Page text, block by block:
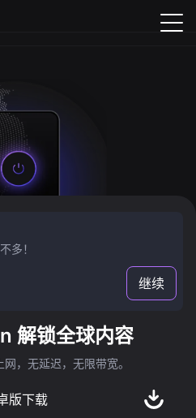
多！
继续
解锁全球内容
，无延迟，无限带宽。
版下载